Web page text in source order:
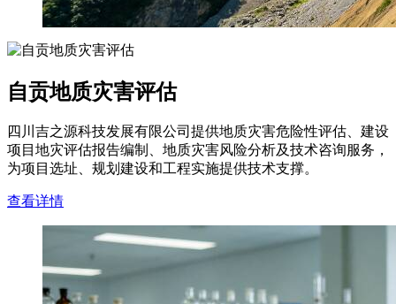
自贡地质灾害评估
四川吉之源科技发展有限公司提供地质灾害危险性评估、建设
项目地灾评估报告编制、地质灾害风险分析及技术咨询服务，
为项目选址、规划建设和工程实施提供技术支撑。
查看详情